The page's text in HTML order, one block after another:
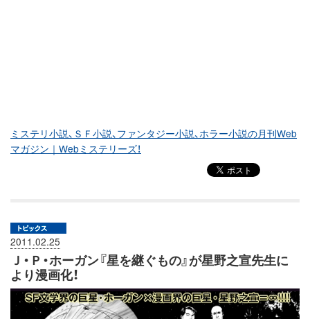
ミステリ小説、ＳＦ小説、ファンタジー小説、ホラー小説の月刊Web
マガジン｜Webミステリーズ！
2011.02.25
Ｊ・Ｐ・ホーガン『星を継ぐもの』が星野之宣先生に
より漫画化！